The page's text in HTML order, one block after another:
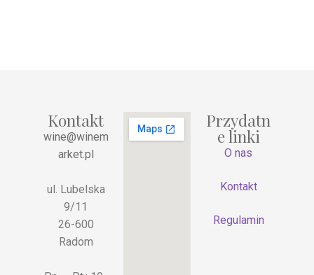
Kontakt
wine@winem
arket.pl
ul. Lubelska
9/11
26-600
Radom
Przydatn
e linki
O nas
Kontakt
Regulamin